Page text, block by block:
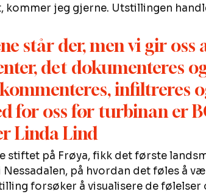
kommer jeg gjerne. Utstillingen
står der, men vi gir oss
det dokumenteres
infiltreres
for oss før turbinan er
Linda Lind
stiftet på Frøya, fikk det første
på hvordan det føles å
forsøker å visualisere de